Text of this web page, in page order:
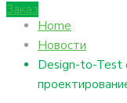
Заказ
Home
Новости
Design-to-Test